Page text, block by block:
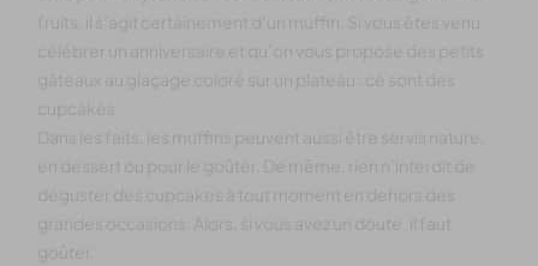
fruits, il s’agit certainement d’un muffin. Si vous êtes venu
célébrer un anniversaire et qu’on vous propose des petits
gâteaux au glaçage coloré sur un plateau : ce sont des
cupcakes.
Dans les faits, les muffins peuvent aussi être servis nature,
en dessert ou pour le goûter. De même, rien n’interdit de
déguster des cupcakes à tout moment en dehors des
grandes occasions. Alors, si vous avez un doute, il faut
goûter.